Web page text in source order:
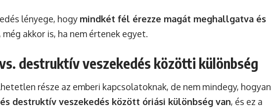
lényege, hogy mindkét fél érezze magát meghallgatva és
, még akkor is, ha nem értenek egyet.
destruktív veszekedés közötti különbség
része az emberi kapcsolatoknak, de nem mindegy, hogyan
destruktív veszekedés között óriási különbség van, és ez a